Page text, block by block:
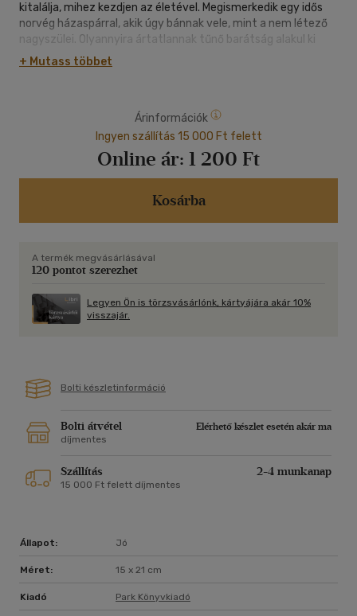
kitalálja, mihez kezdjen az életével. Megismerkedik egy idős
norvég házaspárral, akik úgy bánnak vele, mint a nem létező
nagyszülei. Olyannyira ártatlannak tűnő barátság alakul ki
közöttük, hogy a lány beköltözik Christensenékhez, és
fizetést is kap azért, hogy az idős Karint szórakoztassa.
Julián, aki minden lépését követni kezdi ennek a véletlen által
összehozott három embernek. Egy napon megszólítja
Sandrát, egy újságkivágást ad neki, és feltárja előtte a múlt
rémisztő részleteit. Elmeséli, hogy ő a mauthauseni tábor
egyik túlélője, és elmondja neki, hogy Christensenék nem azok,
akiknek látszanak. Sandra kezdetben nemigen hisz az öreg
rémtörténet főszereplőjévé válik. Nem is sejti, hogy naivitása
vagy vakmerősége életveszélybe sodorta.
Clara Sánchez az egyik legnépszerűbb kortárs spanyol írónő. A
láthatatlanok című regénye 2010-ben elnyerte a rangos
+ Mutass többet
Árinformációk
Ingyen szállítás 15 000 Ft felett
Online ár: 1 200 Ft
Kosárba
A termék megvásárlásával
120 pontot szerezhet
Legyen Ön is törzsvásárlónk, kártyájára akár 10%
visszajár.
Bolti készletinformáció
Bolti átvétel
Elérhető készlet esetén akár ma
díjmentes
Szállítás 2-4 munkanap
15 000 Ft felett díjmentes
Állapot: Jó
Méret: 15 x 21 cm
Kiadó Park Könyvkiadó